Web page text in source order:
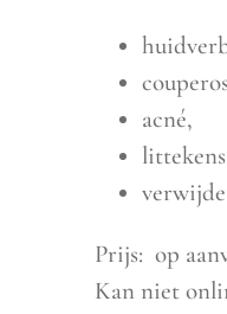
acné,
Prijs: op
Kan niet